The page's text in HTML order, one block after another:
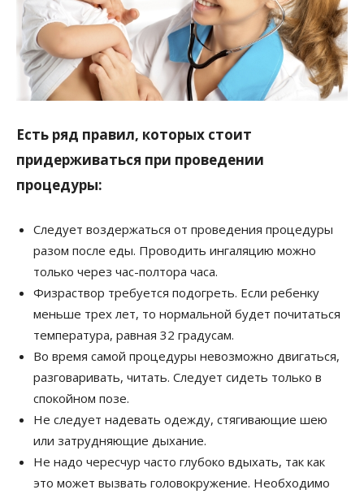
Есть ряд правил, которых стоит
придерживаться при проведении
процедуры:
Следует воздержаться от проведения процедуры
разом после еды. Проводить ингаляцию можно
только через час-полтора часа.
Физраствор требуется подогреть. Если ребенку
меньше трех лет, то нормальной будет почитаться
температура, равная 32 градусам.
Во время самой процедуры невозможно двигаться,
разговаривать, читать. Следует сидеть только в
спокойном позе.
Не следует надевать одежду, стягивающие шею
или затрудняющие дыхание.
Не надо чересчур часто глубоко вдыхать, так как
это может вызвать головокружение. Необходимо